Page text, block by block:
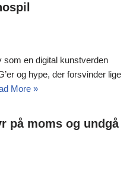
som en digital kunstverden
og hype, der forsvinder lige
More »
på moms og undgå